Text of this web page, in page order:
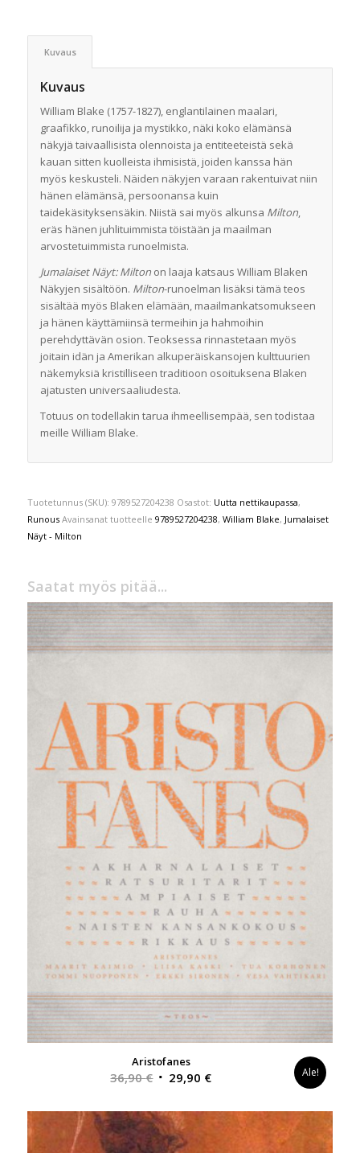
Kuvaus
Kuvaus
William Blake (1757-1827), englantilainen maalari,
graafikko, runoilija ja mystikko, näki koko elämänsä
näkyjä taivaallisista olennoista ja entiteeteistä sekä
kauan sitten kuolleista ihmisistä, joiden kanssa hän
myös keskusteli. Näiden näkyjen varaan rakentuivat niin
hänen elämänsä, persoonansa kuin
taidekäsityksensäkin. Niistä sai myös alkunsa Milton,
eräs hänen juhlituimmista töistään ja maailman
arvostetuimmista runoelmista.
Jumalaiset Näyt: Miltonon laaja katsaus William Blaken
Näkyjen sisältöön. Milton-runoelman lisäksi tämä teos
sisältää myös Blaken elämään, maailmankatsomukseen
ja hänen käyttämiinsä termeihin ja hahmoihin
perehdyttävän osion. Teoksessa rinnastetaan myös
joitain idän ja Amerikan alkuperäiskansojen kulttuurien
näkemyksiä kristilliseen traditioon osoituksena Blaken
ajatusten universaaliudesta.
Totuus on todellakin tarua ihmeellisempää, sen todistaa
meille William Blake.
Tuotetunnus (SKU): 9789527204238 Osastot: Uutta nettikaupassa,
Runous Avainsanat tuotteelle 9789527204238, William Blake, Jumalaiset
Näyt - Milton
Saatat myös pitää...
Aristofanes
36,90€ Alkuperäinen
oli:
36,90 €.
29,90 €Nykyinen
on:
29,90 €.
Ale!